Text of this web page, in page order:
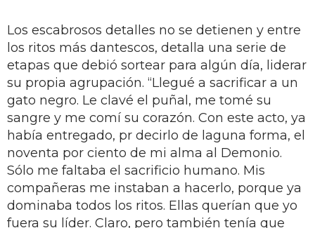
Los escabrosos detalles no se detienen y entre
los ritos más dantescos, detalla una serie de
etapas que debió sortear para algún día, liderar
su propia agrupación. “Llegué a sacrificar a un
gato negro. Le clavé el puñal, me tomé su
sangre y me comí su corazón. Con este acto, ya
había entregado, pr decirlo de laguna forma, el
noventa por ciento de mi alma al Demonio.
Sólo me faltaba el sacrificio humano. Mis
compañeras me instaban a hacerlo, porque ya
dominaba todos los ritos. Ellas querían que yo
fuera su líder. Claro, pero también tenía que